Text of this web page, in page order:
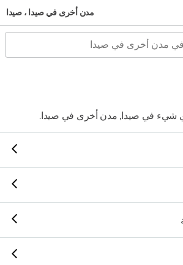
مدن أخرى في صيدا ، صيدا
شيء في صيدا, مدن أخرى في صيدا.